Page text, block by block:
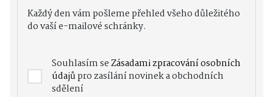
Každý den vám pošleme přehled všeho důležitého
do vaší e-mailové schránky.
Souhlasím seZásadami zpracování osobních
údajůpro zasílání novinek a obchodních
sdělení